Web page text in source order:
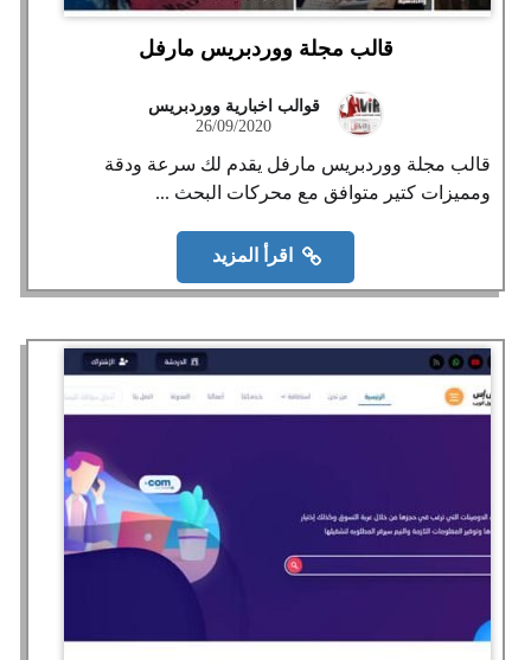
قالب مجلة ووردبريس مارفل
قوالب اخبارية ووردبريس
26/09/2020
قالب مجلة ووردبريس مارفل يقدم لك سرعة ودقة
ومميزات كتير متوافق مع محركات البحث ...
اقرأ المزيد